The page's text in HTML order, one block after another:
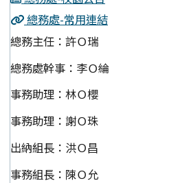
總務處-常用連結
總務主任：許Ｏ瑞
總務處幹事：李Ｏ綸
事務助理：林Ｏ櫻
事務助理：謝Ｏ珠
出納組長：洪Ｏ昌
事務組長：陳Ｏ允